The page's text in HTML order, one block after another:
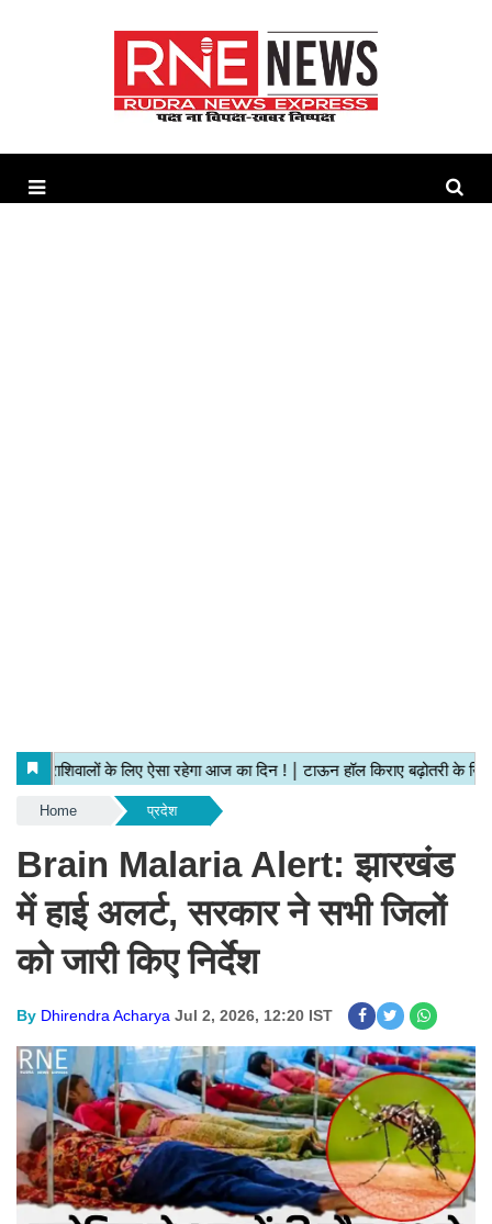
Home प्रदेश
Brain Malaria Alert: झारखंड
में हाई अलर्ट, सरकार ने सभी जिलों
को जारी किए निर्देश
By Dhirendra Acharya Jul 2, 2026, 12:20 IST